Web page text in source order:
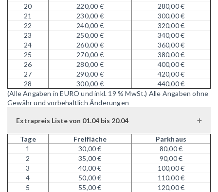
20
220,00 €
280,00 €
21
230,00 €
300,00 €
22
240,00 €
320,00 €
23
250,00 €
340,00 €
24
260,00 €
360,00 €
25
270,00 €
380,00 €
26
280,00 €
400,00 €
27
290,00 €
420,00 €
28
300,00 €
440,00 €
(Alle Angaben in EURO und inkl. 19 % MwSt.) Alle Angaben ohne
Gewähr und vorbehaltlich Änderungen
Extrapreis Liste von 01.04 bis 20.04
Tage Freifläche
Parkhaus
1
30,00 €
80,00 €
2
35,00 €
90,00 €
3
40,00 €
100,00 €
4
50,00 €
110,00 €
5
55,00 €
120,00 €